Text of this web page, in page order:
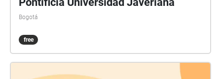
Bogotá
free